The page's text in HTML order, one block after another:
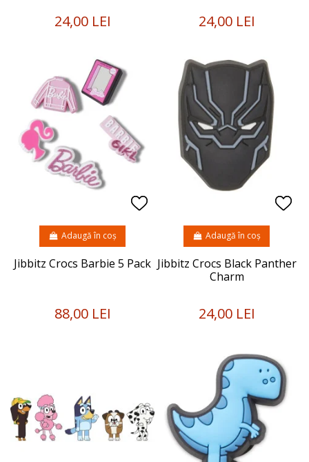
24,00 LEI 24,00 LEI
Jibbitz Crocs Barbie 5 Pack
88,00 LEI
Adaugă în coș
Jibbitz Crocs Black Panther
Charm
24,00 LEI
Adaugă în coș